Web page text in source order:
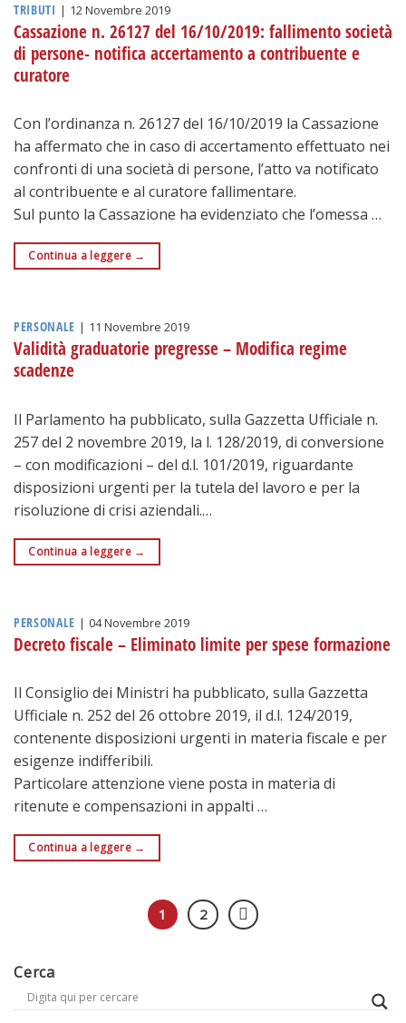
TRIBUTI | 12 Novembre 2019
Cassazione n. 26127 del 16/10/2019: fallimento società
di persone- notifica accertamento a contribuente e
curatore
Con l’ordinanza n. 26127 del 16/10/2019 la Cassazione
ha affermato che in caso di accertamento effettuato nei
confronti di una società di persone, l’atto va notificato
al contribuente e al curatore fallimentare.
Sul punto la Cassazione ha evidenziato che l’omessa …
Continua a leggere →
PERSONALE | 11 Novembre 2019
Validità graduatorie pregresse – Modifica regime
scadenze
Il Parlamento ha pubblicato, sulla Gazzetta Ufficiale n.
257 del 2 novembre 2019, la l. 128/2019, di conversione
– con modificazioni – del d.l. 101/2019, riguardante
disposizioni urgenti per la tutela del lavoro e per la
risoluzione di crisi aziendali.…
Continua a leggere →
PERSONALE | 04 Novembre 2019
Decreto fiscale – Eliminato limite per spese formazione
Il Consiglio dei Ministri ha pubblicato, sulla Gazzetta
Ufficiale n. 252 del 26 ottobre 2019, il d.l. 124/2019,
contenente disposizioni urgenti in materia fiscale e per
esigenze indifferibili.
Particolare attenzione viene posta in materia di
ritenute e compensazioni in appalti …
Continua a leggere →
1 2
Cerca